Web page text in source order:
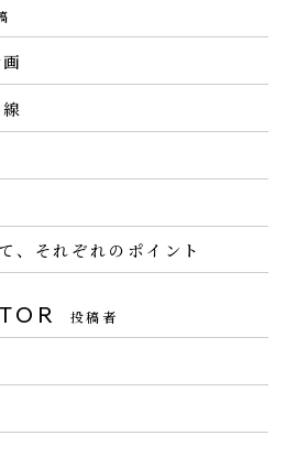
、それぞれのポイント
投稿者